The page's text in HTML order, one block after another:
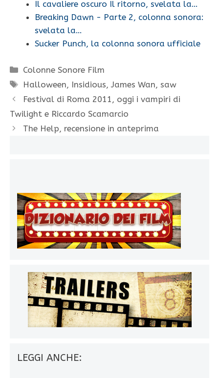
Il cavaliere oscuro Il ritorno, svelata la…
Breaking Dawn - Parte 2, colonna sonora:
svelata la…
Sucker Punch, la colonna sonora ufficiale
Categorie
Colonne Sonore Film
Tag
Halloween, Insidious,James Wan,saw
Festival di Roma 2011, oggi i vampiri di
Twilight e Riccardo Scamarcio
The Help, recensione in anteprima
LEGGI ANCHE: